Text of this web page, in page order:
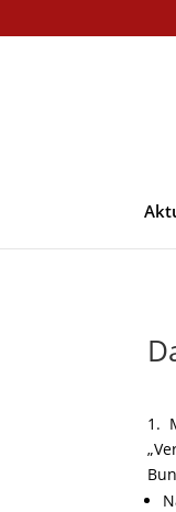
1.